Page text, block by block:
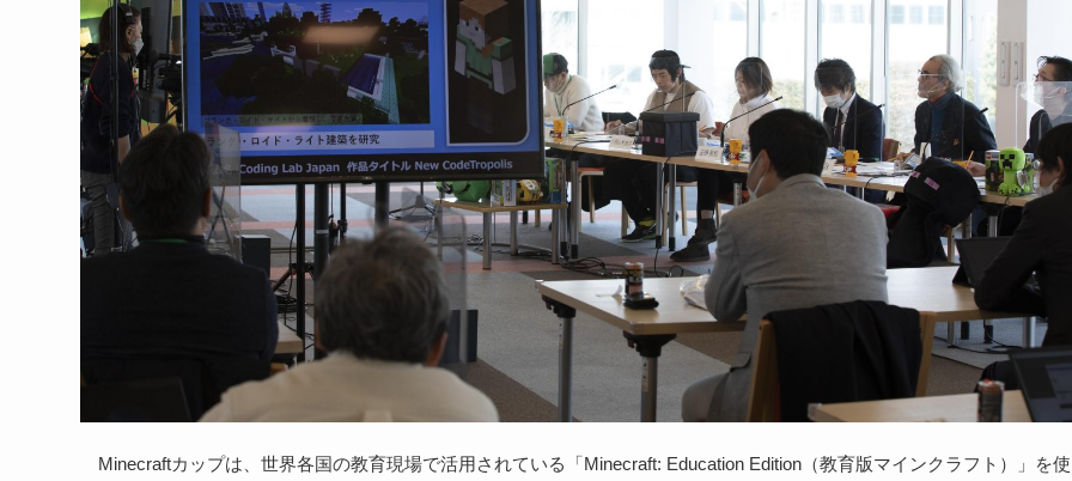
Minecraftカップは、世界各国の教育現場で活用されている「Minecraft: Education Edition （教育版マインクラフト）」を使